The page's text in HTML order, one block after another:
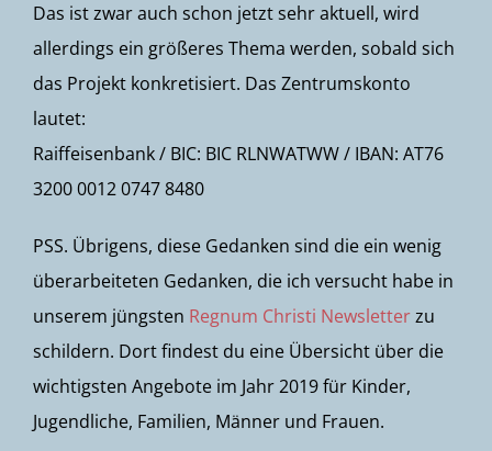
Das ist zwar auch schon jetzt sehr aktuell, wird
allerdings ein größeres Thema werden, sobald sich
das Projekt konkretisiert. Das Zentrumskonto
lautet:
Raiffeisenbank / BIC: BIC RLNWATWW / IBAN: AT76
3200 0012 0747 8480
PSS. Übrigens, diese Gedanken sind die ein wenig
überarbeiteten Gedanken, die ich versucht habe in
unserem jüngsten Regnum Christi Newsletterzu
schildern. Dort findest du eine Übersicht über die
wichtigsten Angebote im Jahr 2019 für Kinder,
Jugendliche, Familien, Männer und Frauen.